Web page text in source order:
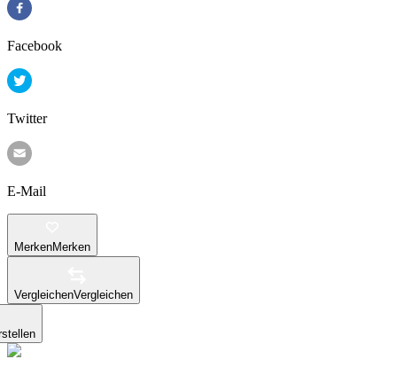
Facebook
Twitter
E-Mail
MerkenMerken
VergleichenVergleichen